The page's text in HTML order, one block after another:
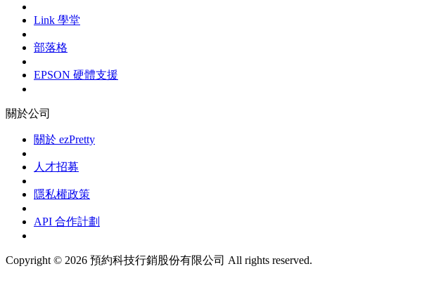
Link 學堂
部落格
EPSON 硬體支援
關於公司
關於 ezPretty
人才招募
隱私權政策
API 合作計劃
Copyright © 2026 預約科技行銷股份有限公司 All rights reserved.